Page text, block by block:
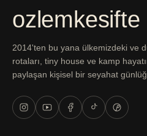
ozlemkesifte
2014'ten bu yana ülkemizdeki ve
rotaları, tiny house ve kamp
paylaşan kişisel bir seyahat